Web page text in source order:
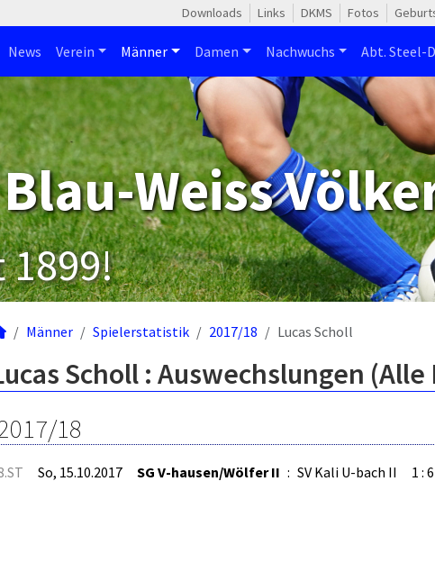
Downloads Links DKMS Fotos
News Verein Männer Damen Nachwuchs Abt. Steel-
Blau-Weiss
Männer Spielerstatistik 2017/18 Lucas Scholl
Scholl : Auswechslungen
18
So, 15.10.2017 SG V-hausen/Wölfer II : SV Kali U-bach II 1 : 6